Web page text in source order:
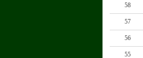
58
57
56
55